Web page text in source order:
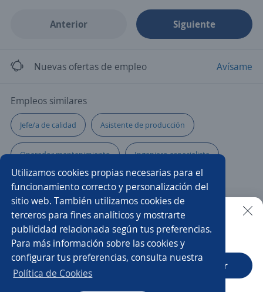
Utilizamos cookies propias necesarias para el
funcionamiento correcto y personalización del
sitio web. También utilizamos cookies de
terceros para fines analíticos y mostrarte
publicidad relacionada según tus preferencias.
Para más información sobre las cookies y
configurar tus preferencias, consulta nuestra
Política de Cookies
Anterior Siguiente
Nuevas ofertas de empleo Avísame
Empleos similares
Jefe/a de calidad Asistente de producción
Operador mantenimiento Ingeniero especialista
Chófer Operario/a de planta
Gerente de mantenimiento Mantenimientos
Técnico/a mecánico/a industrial Mecánico industrial
Operador/a de grúa
Buscar es más fácil en la app
CT App Abrir